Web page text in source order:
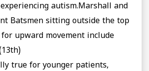
autism.Marshall and
Batsmen sitting outside the top
upward movement include
true for younger patients,